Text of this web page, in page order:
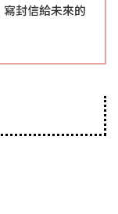
封信給未來的